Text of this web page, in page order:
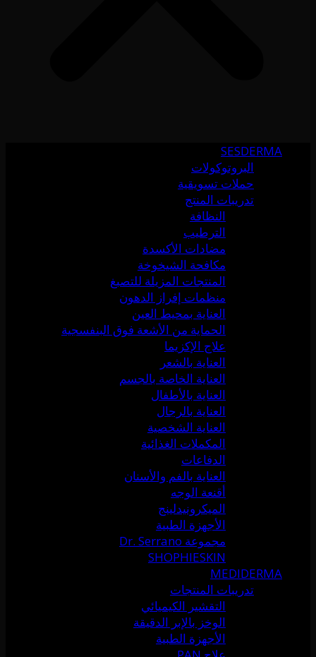
SESDERMA
البروتوكولات
حملات تسويقية
تدريبات المنتج
النظافة
الترطيب
مضادات الأكسدة
مكافحة الشيخوخة
المنتجات المزيلة للتصبغ
منظمات إفراز الدهون
العناية بمحيط العين
الحماية من الأشعة فوق البنفسجية
علاج الإكزيما
العناية بالشعر
العناية الخاصة بالجسم
العناية بالأطفال
العناية بالرجال
العناية الشخصية
المكملات الغذائية
الدفاعات
العناية بالفم والأسنان
أقنعة الوجه
الميكرونيدلينج
الأجهزة الطبية
مجموعة Dr. Serrano
SHOPHIESKIN
MEDIDERMA
تدريبات المنتجات
التقشير الكيميائي
الوخز بالإبر الدقيقة
الأجهزة الطبية